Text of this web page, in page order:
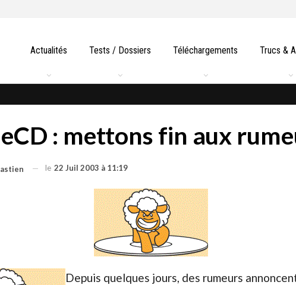
Actualités Tests / Dossiers Téléchargements Trucs &
: mettons fin aux
le 22 Juil 2003 à 11:19
Depuis quelques jours, des rumeurs